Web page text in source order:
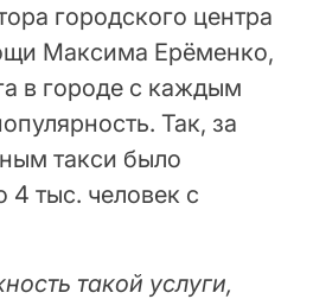
городского центра
Максима Ерёменко,
в городе с каждым
Так, за
такси было
4 тыс. человек с
такой услуги,